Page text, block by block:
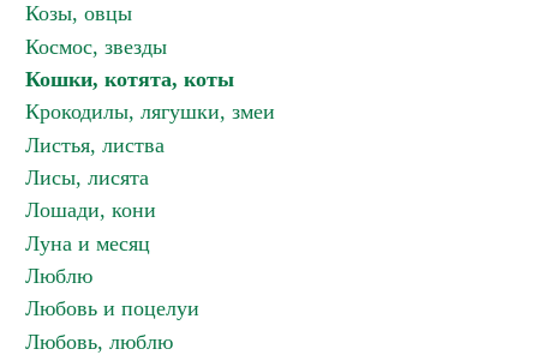
Козы, овцы
Космос, звезды
Кошки, котята, коты
Крокодилы, лягушки, змеи
Листья, листва
Лисы, лисята
Лошади, кони
Луна и месяц
Люблю
Любовь и поцелуи
Любовь, люблю